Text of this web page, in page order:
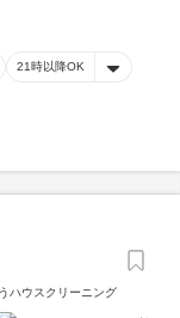
21時以降OK
ハウスクリーニング